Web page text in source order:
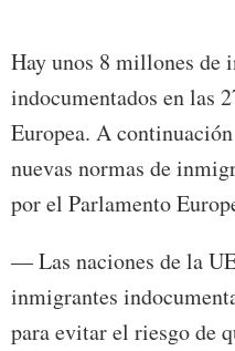
Hay unos 8 millones de
indocumentados en las
Europea. A
nuevas normas de
por el Parlamento
— Las naciones de la
inmigrantes
para evitar el riesgo de